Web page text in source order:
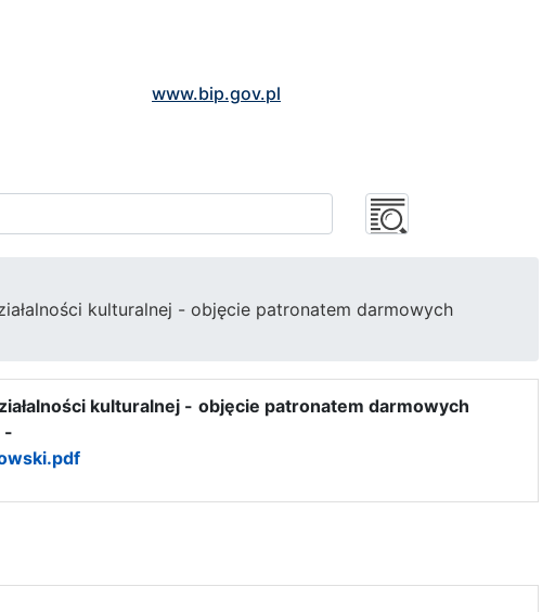
www.bip.gov.pl
kulturalnej - objęcie patronatem darmowych
kulturalnej - objęcie patronatem darmowych
-